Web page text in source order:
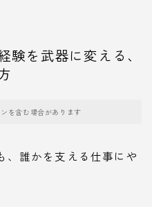
験を武器に変える、
を含む場合があります
、誰かを支える仕事にや